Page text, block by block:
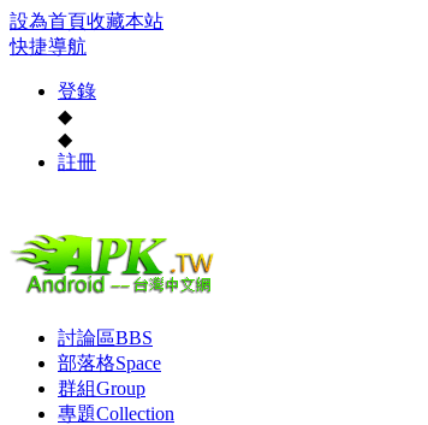
設為首頁收藏本站
快捷導航
登錄
◆
◆
註冊
討論區BBS
部落格Space
群組Group
專題Collection